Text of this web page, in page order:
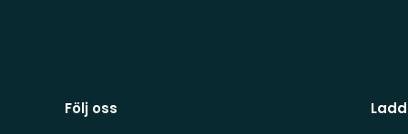
Följ oss